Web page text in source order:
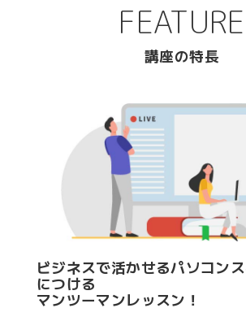
FEATURE
講座の特長
ビジネスで活かせるパソコン
につける
マンツーマンレッスン！